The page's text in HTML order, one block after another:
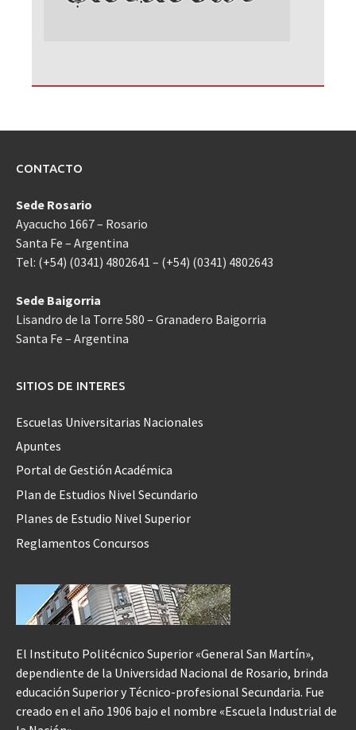
CONTACTO
Sede Rosario
Ayacucho 1667 – Rosario
Santa Fe – Argentina
Tel: (+54) (0341) 4802641 – (+54) (0341) 4802643
Sede Baigorria
Lisandro de la Torre 580 – Granadero Baigorria
Santa Fe – Argentina
SITIOS DE INTERES
Escuelas Universitarias Nacionales
Apuntes
Portal de Gestión Académica
Plan de Estudios Nivel Secundario
Planes de Estudio Nivel Superior
Reglamentos Concursos
El Instituto Politécnico Superior «General San Martín»,
dependiente de la Universidad Nacional de Rosario, brinda
educación Superior y Técnico-profesional Secundaria. Fue
creado en el año 1906 bajo el nombre «Escuela Industrial de